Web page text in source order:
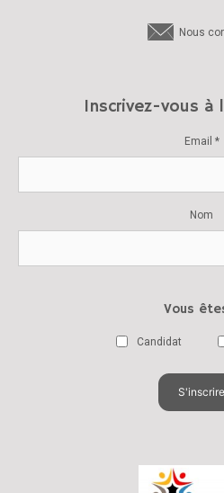
Nous
Inscrivez-vous à
Email *
Nom
Vous
Candidat